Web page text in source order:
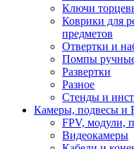
Ключи
Коврики для
предметов
Отвертки и
Помпы
Развертки
Разное
Стенды и
Камеры, подвесы и
FPV, модули,
Видеокамеры